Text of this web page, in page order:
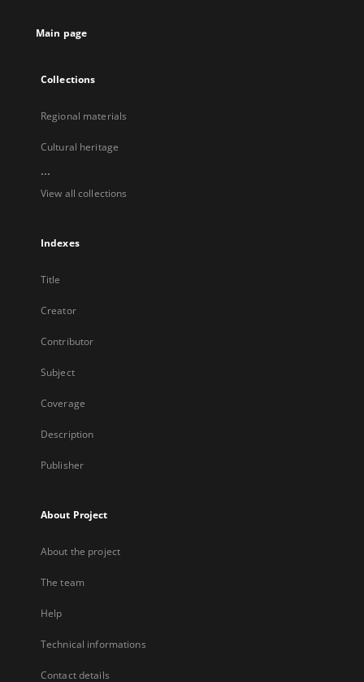
Main page
Collections
Regional materials
Cultural heritage
...
View all collections
Indexes
Title
Creator
Contributor
Subject
Coverage
Description
Publisher
About Project
About the project
The team
Help
Technical informations
Contact details